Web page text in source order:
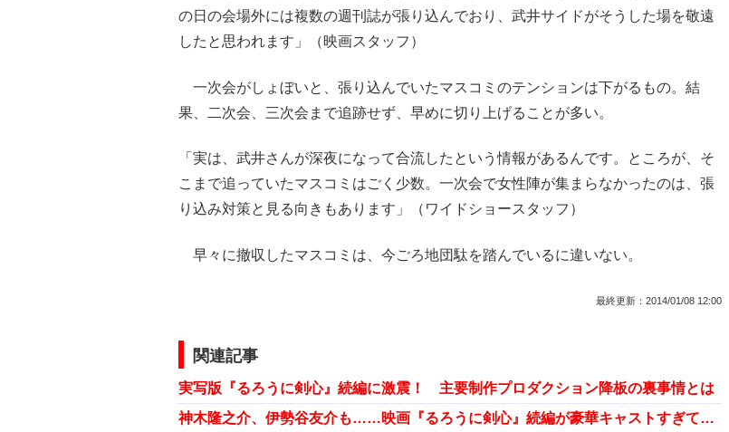
の日の会場外には複数の週刊誌が張り込んでおり、武井サイドがそうした場を敬遠
したと思われます」（映画スタッフ）
一次会がしょぼいと、張り込んでいたマスコミのテンションは下がるもの。結
果、二次会、三次会まで追跡せず、早めに切り上げることが多い。
「実は、武井さんが深夜になって合流したという情報があるんです。ところが、そ
こまで追っていたマスコミはごく少数。一次会で女性陣が集まらなかったのは、張
り込み対策と見る向きもあります」（ワイドショースタッフ）
早々に撤収したマスコミは、今ごろ地団駄を踏んでいるに違いない。
最終更新： 2014/01/08 12:00
関連記事
実写版『るろうに剣心』続編に激震！ 主要制作プロダクション降板の裏事情とは
神木隆之介、伊勢谷友介も……映画『るろうに剣心』続編が豪華キャストすぎて撮影スケジュール大混乱!?